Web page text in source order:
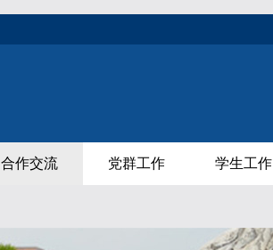
合作交流 党群工作 学生工作